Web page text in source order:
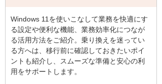
Windows 11を使いこなして業務を快適にす
る設定や便利な機能、業務効率化につなが
る活用方法をご紹介。乗り換えを迷ってい
る方へは、移行前に確認しておきたいポイ
ントも紹介し、スムーズな準備と安心の利
用をサポートします。